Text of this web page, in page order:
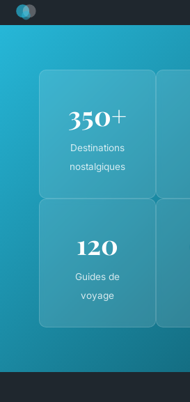
350+
Destinations
nostalgiques
120
Guides de
voyage